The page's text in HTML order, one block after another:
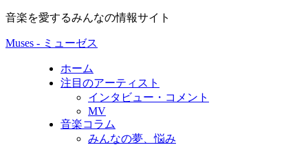
音楽を愛するみんなの情報サイト
Muses - ミューゼス
ホーム
注目のアーティスト
インタビュー・コメント
MV
音楽コラム
みんなの夢、悩み